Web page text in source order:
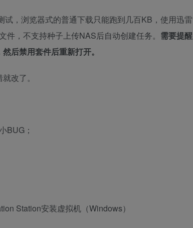
，浏览器式的普通下载只能跑到几百KB，使用迅雷
，不支持种子上传NAS后自动创建任务。 需要提醒
后禁用套件后重新打开。
改了。
BUG；
Station安装虚拟机（Windows）